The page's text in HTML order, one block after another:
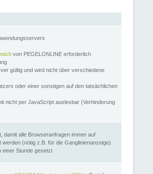
von PEGELONLINE erforderlich
gültig und wird nicht über verschiedene
oder einer sonstigen auf den tatsächlichen
nicht per JavaScript auslesbar (Verhinderung
damit alle Browseranfragen immer auf
(nötig z.B. für die Ganglinienanzeige)
einer Stunde gesetzt